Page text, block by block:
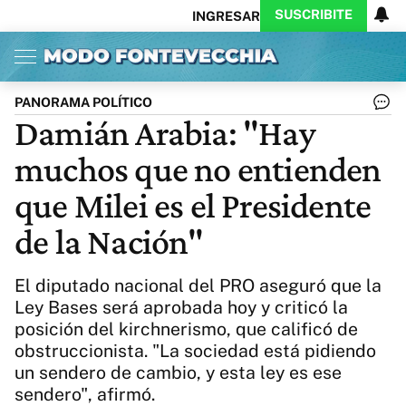
INGRESAR SUSCRIBITE
Inicio Ahora
Opinión
Política
Ciencia
Protagonistas
Cultura
Arte
Educación
Internacional
Deportes
CARAS
Exitoina
Turismo
Videos
Córdoba
Reperfilar
Business
Noticias
Diario del Juicio
Actualidad
PANORAMA POLÍTICO
Damián Arabia: "Hay
muchos que no entienden
que Milei es el Presidente
de la Nación"
El diputado nacional del PRO aseguró que la
Ley Bases será aprobada hoy y criticó la
posición del kirchnerismo, que calificó de
obstruccionista. "La sociedad está pidiendo
un sendero de cambio, y esta ley es ese
sendero", afirmó.